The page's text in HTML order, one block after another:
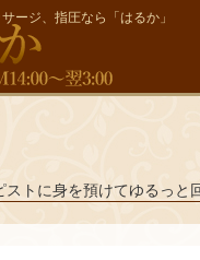
ージ、指圧なら「はるか」
ストに身を預けてゆるっと